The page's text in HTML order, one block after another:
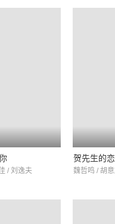
/ 刘逸夫
贺先生的
魏哲鸣 / 胡